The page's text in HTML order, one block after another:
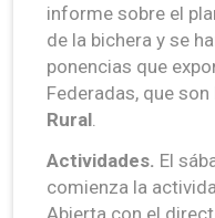
informe sobre el
de la bichera y se
ponencias que
Federadas, que son
Rural
Actividades. El
comienza la
Abierta con el